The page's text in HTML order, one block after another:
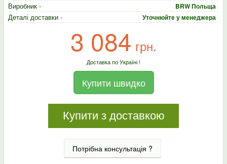
Виробник - BRW Польща
Деталі доставки - Уточнюйте у менеджера
3 084 грн.
Доставка по Україні !
Купити швидко
Купити з доставкою
Потрібна консультація ?